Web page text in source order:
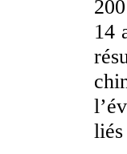
14